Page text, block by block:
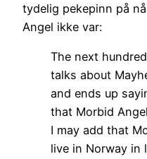
tydelig pekepinn på
Angel ikke var:
The next
talks about
and ends up
that Morbid
I may add that
live in Norway in